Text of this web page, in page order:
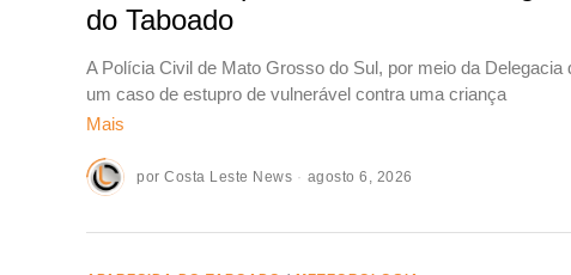
do Taboado
A Polícia Civil de Mato Grosso do Sul, por meio da
um caso de estupro de vulnerável contra uma criança
Mais
por Costa Leste News agosto 6, 2026